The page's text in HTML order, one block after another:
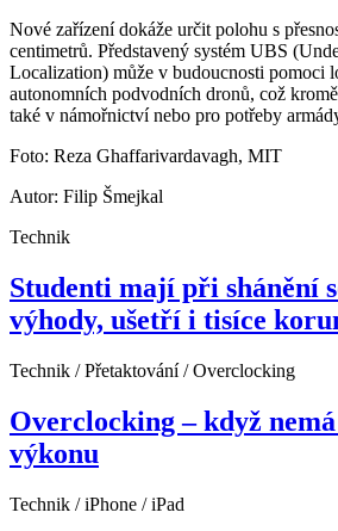
Nové zařízení dokáže určit polohu s
centimetrů. Představený systém UBS
Localization) může v budoucnosti pomoci
autonomních podvodních dronů, což
také v námořnictví nebo pro potřeby
Foto: Reza Ghaffarivardavagh, MIT
Autor: Filip Šmejkal
Technik
Studenti mají při shánění
výhody, ušetří i tisíce
Technik / Přetaktování / Overclocking
Overclocking – když
výkonu
Technik / iPhone / iPad